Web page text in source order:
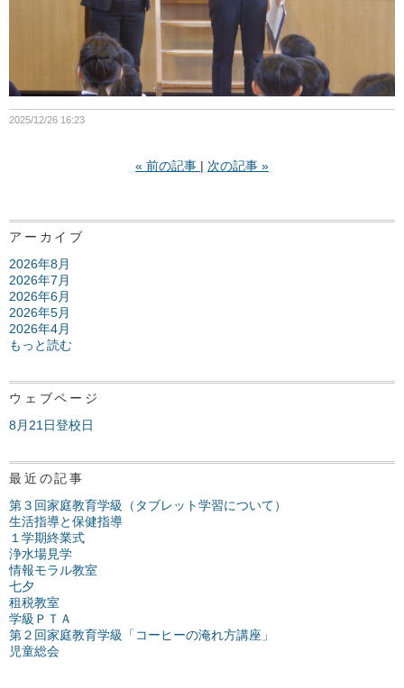
2025/12/26 16:23
« 前の記事 次の記事 »
アーカイブ
2026年8月
2026年7月
2026年6月
2026年5月
2026年4月
もっと読む
ウェブページ
8月21日登校日
最近の記事
第３回家庭教育学級（タブレット学習について）
生活指導と保健指導
１学期終業式
浄水場見学
情報モラル教室
七夕
租税教室
学級ＰＴＡ
第２回家庭教育学級「コーヒーの淹れ方講座」
児童総会